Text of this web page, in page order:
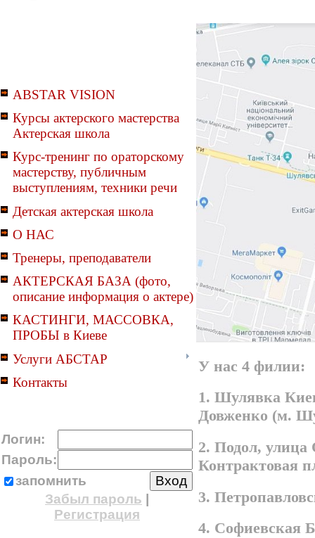
ABSTAR VISION
Курсы актерского мастерства
Актерская школа
Курс-тренинг по ораторскому
мастерству, публичным
выступлениям, техники речи
Детская актерская школа
О НАС
Тренеры, преподаватели
АКТЕРСКАЯ БАЗА (фото,
описание информация о актере)
КАСТИНГИ, МАССОВКА,
ПРОБЫ в Киеве
Услуги АБСТАР
Контакты
Логин:
Пароль:
запомнить
Забыл пароль
Регистрация
У нас 4 филии:
1. Шулявка
Довженко (м.
2. Подол,
Контрактовая
3.
4. Софиевская